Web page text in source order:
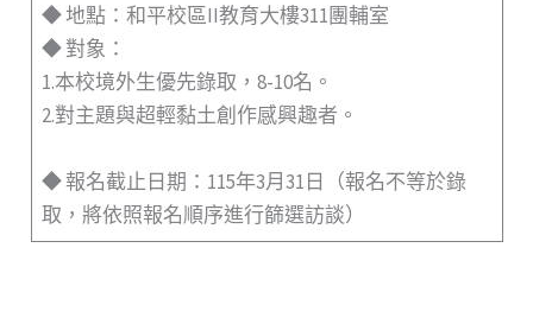
◆ 地點：和平校區II教育大樓311團輔室
◆ 對象：
1.本校境外生優先錄取，8-10名。
2.對主題與超輕黏土創作感興趣者。
◆ 報名截止日期：115年3月31日（報名不等於錄
取，將依照報名順序進行篩選訪談）